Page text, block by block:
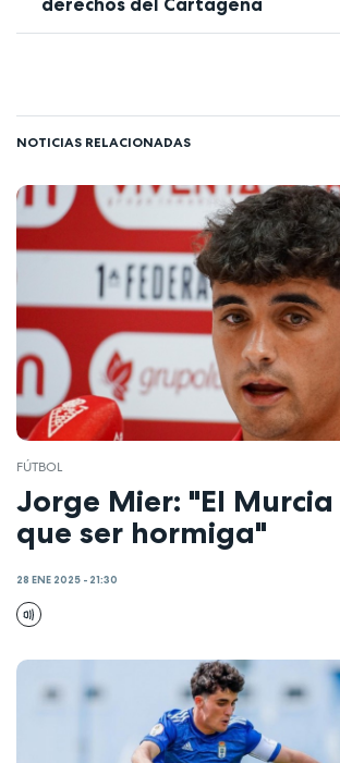
derechos del Cartagena
NOTICIAS RELACIONADAS
FÚTBOL
Jorge Mier: "El
que ser hormiga"
28 ENE 2025 - 21:30